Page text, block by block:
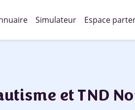
Simulateur Espace
et TND